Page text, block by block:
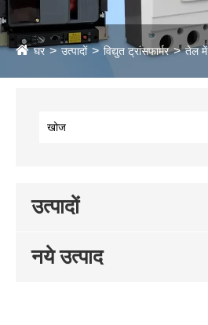
घर उत्पादों विद्युत ट्रांसफार्मर तेल में
उत्पादों
नये उत्पाद